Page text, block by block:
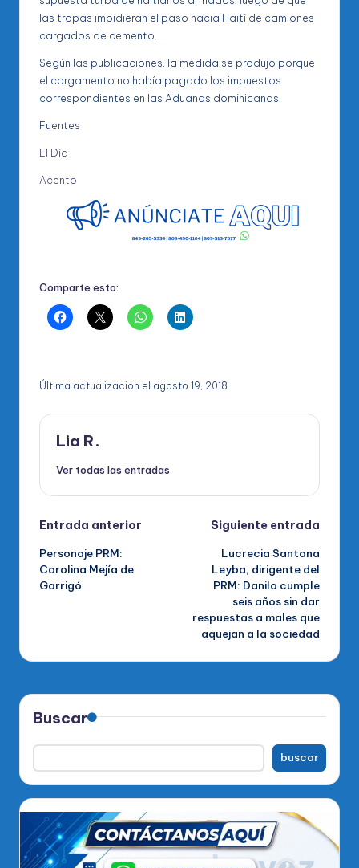
las tropas impidieran el paso hacia Haití de camiones
cargados de cemento.
Según las publicaciones, la medida se produjo porque
el cargamento no había pagado los impuestos
correspondientes en las Aduanas dominicanas.
Fuentes
El Día
Acento
Comparte esto:
Última actualización el agosto 19, 2018
Lia R.
Ver todas las entradas
Navegación
de
entradas
Entrada anterior
Personaje PRM:
Carolina Mejía de
Garrigó
Siguiente entrada
Lucrecia Santana
Leyba, dirigente del
PRM: Danilo cumple
seis años sin dar
respuestas a males que
aquejan a la sociedad
Buscar
buscar